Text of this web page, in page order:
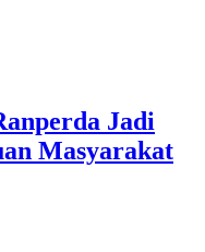
Jadi
Masyarakat